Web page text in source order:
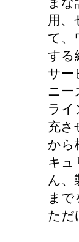
用、
て、
する
サー
ニー
ライ
充さ
から
キュ
ん、
ま
ただ